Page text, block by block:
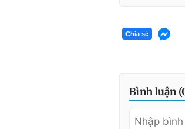
Chia sẻ
Bình luận (